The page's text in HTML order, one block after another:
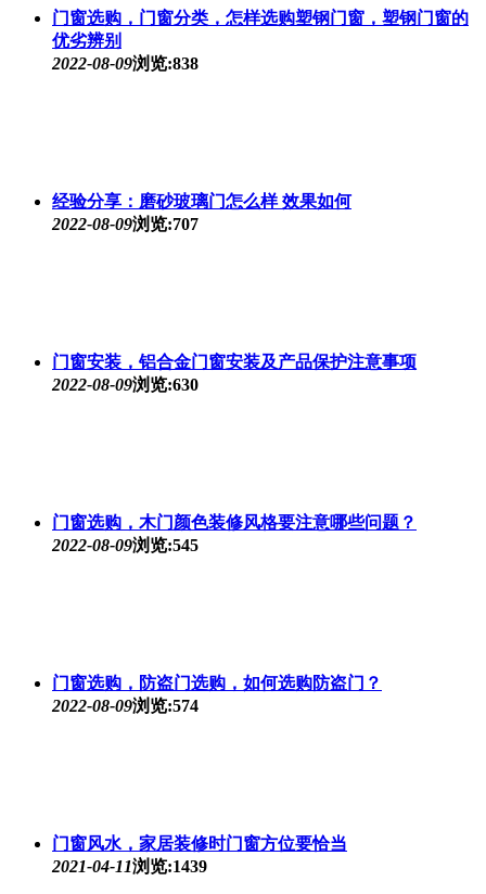
门窗选购，门窗分类，怎样选购塑钢门窗，塑钢门窗的
优劣辨别
2022-08-09浏览:838
经验分享：磨砂玻璃门怎么样 效果如何
2022-08-09浏览:707
门窗安装，铝合金门窗安装及产品保护注意事项
2022-08-09浏览:630
门窗选购，木门颜色装修风格要注意哪些问题？
2022-08-09浏览:545
门窗选购，防盗门选购，如何选购防盗门？
2022-08-09浏览:574
门窗风水，家居装修时门窗方位要恰当
2021-04-11浏览:1439